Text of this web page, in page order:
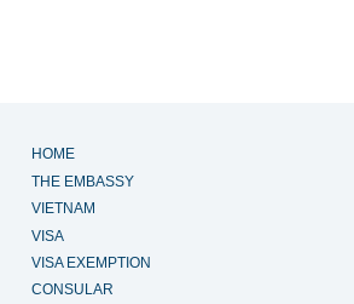
HOME
THE EMBASSY
VIETNAM
VISA
VISA EXEMPTION
CONSULAR